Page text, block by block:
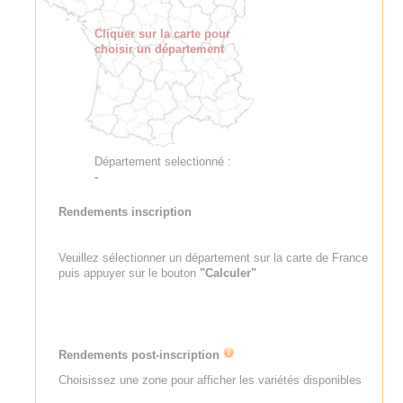
Cliquer sur la carte pour
choisir un département
Département selectionné :
-
Rendements inscription
Veuillez sélectionner un département sur la carte de France
puis appuyer sur le bouton "Calculer"
Rendements post-inscription
Choisissez une zone pour afficher les variétés disponibles